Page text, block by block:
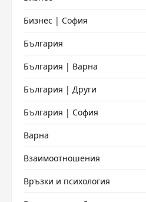
Бизнес | София
България
България | Варна
България | Други
България | София
Варна
Взаимоотношения
Връзки и психология